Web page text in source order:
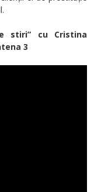
stiri” cu Cristina
3